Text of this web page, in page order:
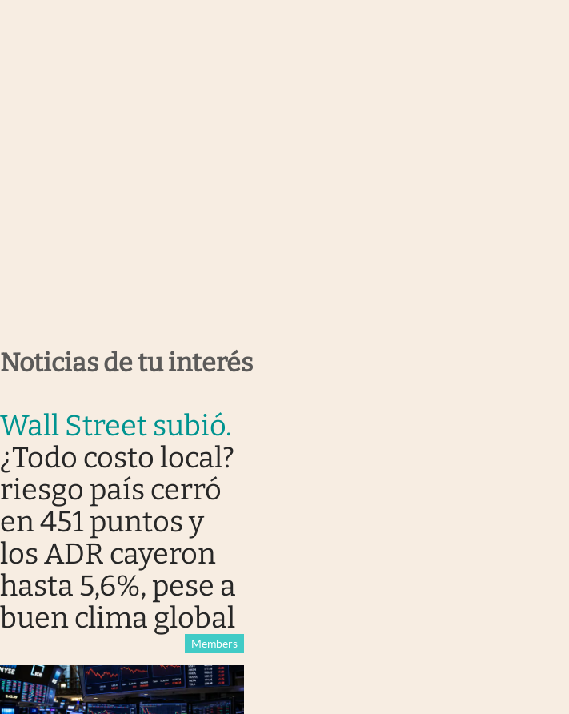
Noticias de tu interés
Wall Street subió.
¿Todo costo local?
riesgo país cerró
en 451 puntos y
los ADR cayeron
hasta 5,6%, pese a
buen clima global
Members